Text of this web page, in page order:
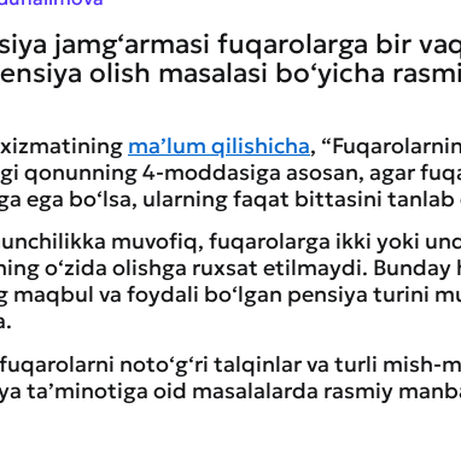
jamg‘armasi fuqarolarga bir
olish masalasi bo‘yicha
ma’lum qilishicha,
qonunning 4-moddasiga asosan, agar
ega bo‘lsa, ularning faqat bittasini
muvofiq, fuqarolarga ikki yoki
o‘zida olishga ruxsat etilmaydi. Bunday
maqbul va foydali bo‘lgan pensiya turini
noto‘g‘ri talqinlar va turli mish-
ta’minotiga oid masalalarda rasmiy